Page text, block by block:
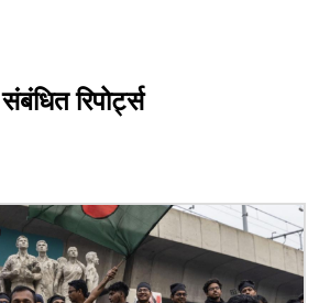
संबंधित रिपोर्ट्स